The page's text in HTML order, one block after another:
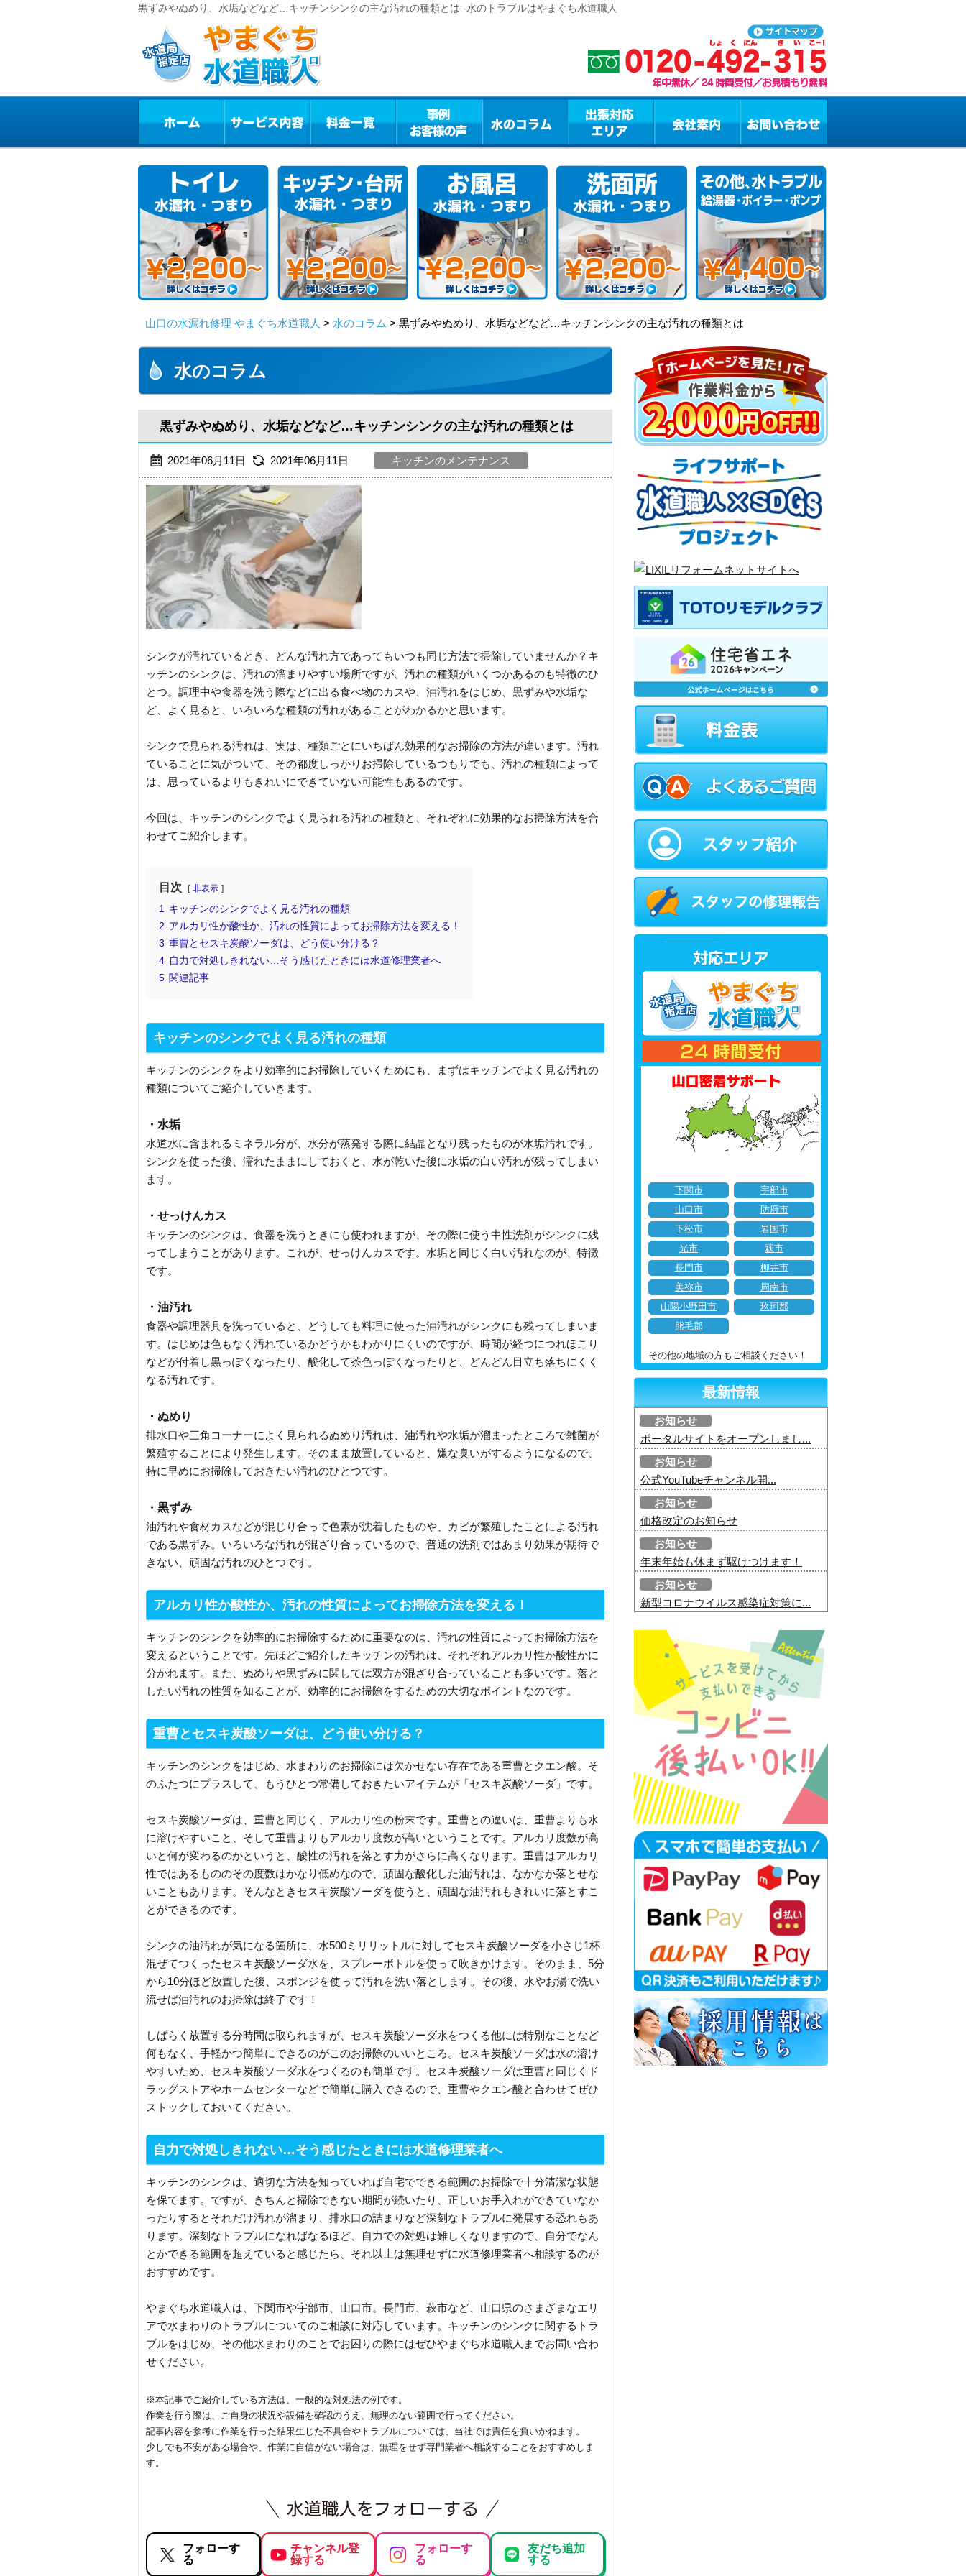
黒ずみやぬめり、水垢などなど…キッチンシンクの主な汚れの種類とは -水のトラブルはやまぐち水道職人
山口の水漏れ修理 やまぐち水道職人 > 水のコラム > 黒ずみやぬめり、水垢などなど…キッチンシンクの主な汚れの種類とは
水のコラム
黒ずみやぬめり、水垢などなど…キッチンシンクの主な汚れの種類とは
2021年06月11日 2021年06月11日 キッチンのメンテナンス
シンクが汚れているとき、どんな汚れ方であってもいつも同じ方法で掃除していませんか？キ
ッチンのシンクは、汚れの溜まりやすい場所ですが、汚れの種類がいくつかあるのも特徴のひ
とつ。調理中や食器を洗う際などに出る食べ物のカスや、油汚れをはじめ、黒ずみや水垢な
ど、よく見ると、いろいろな種類の汚れがあることがわかるかと思います。
シンクで見られる汚れは、実は、種類ごとにいちばん効果的なお掃除の方法が違います。汚れ
ていることに気がついて、その都度しっかりお掃除しているつもりでも、汚れの種類によって
は、思っているよりもきれいにできていない可能性もあるのです。
今回は、キッチンのシンクでよく見られる汚れの種類と、それぞれに効果的なお掃除方法を合
わせてご紹介します。
目次 非表示
1 キッチンのシンクでよく見る汚れの種類
2 アルカリ性か酸性か、汚れの性質によってお掃除方法を変える！
3 重曹とセスキ炭酸ソーダは、どう使い分ける？
4 自力で対処しきれない…そう感じたときには水道修理業者へ
5 関連記事
キッチンのシンクでよく見る汚れの種類
キッチンのシンクをより効率的にお掃除していくためにも、まずはキッチンでよく見る汚れの
種類についてご紹介していきます。
・水垢
水道水に含まれるミネラル分が、水分が蒸発する際に結晶となり残ったものが水垢汚れです。
シンクを使った後、濡れたままにしておくと、水が乾いた後に水垢の白い汚れが残ってしまい
ます。
・せっけんカス
キッチンのシンクは、食器を洗うときにも使われますが、その際に使う中性洗剤がシンクに残
ってしまうことがあります。これが、せっけんカスです。水垢と同じく白い汚れなのが、特徴
です。
・油汚れ
食器や調理器具を洗っていると、どうしても料理に使った油汚れがシンクにも残ってしまいま
す。はじめは色もなく汚れているかどうかもわかりにくいのですが、時間が経つにつれほこり
などが付着し黒っぽくなったり、酸化して茶色っぽくなったりと、どんどん目立ち落ちにくく
なる汚れです。
・ぬめり
排水口や三角コーナーによく見られるぬめり汚れは、油汚れや水垢が溜まったところで雑菌が
繁殖することにより発生します。そのまま放置していると、嫌な臭いがするようになるので、
特に早めにお掃除しておきたい汚れのひとつです。
・黒ずみ
油汚れや食材カスなどが混じり合って色素が沈着したものや、カビが繁殖したことによる汚れ
である黒ずみ。いろいろな汚れが混ざり合っているので、普通の洗剤ではあまり効果が期待で
きない、頑固な汚れのひとつです。
アルカリ性か酸性か、汚れの性質によってお掃除方法を変える！
キッチンのシンクを効率的にお掃除するために重要なのは、汚れの性質によってお掃除方法を
変えるということです。先ほどご紹介したキッチンの汚れは、それぞれアルカリ性か酸性かに
分かれます。また、ぬめりや黒ずみに関しては双方が混ざり合っていることも多いです。落と
したい汚れの性質を知ることが、効率的にお掃除をするための大切なポイントなのです。
重曹とセスキ炭酸ソーダは、どう使い分ける？
キッチンのシンクをはじめ、水まわりのお掃除には欠かせない存在である重曹とクエン酸。そ
のふたつにプラスして、もうひとつ常備しておきたいアイテムが「セスキ炭酸ソーダ」です。
セスキ炭酸ソーダは、重曹と同じく、アルカリ性の粉末です。重曹との違いは、重曹よりも水
に溶けやすいこと、そして重曹よりもアルカリ度数が高いということです。アルカリ度数が高
いと何が変わるのかというと、酸性の汚れを落とす力がさらに高くなります。重曹はアルカリ
性ではあるもののその度数はかなり低めなので、頑固な酸化した油汚れは、なかなか落とせな
いこともあります。そんなときセスキ炭酸ソーダを使うと、頑固な油汚れもきれいに落とすこ
とができるのです。
シンクの油汚れが気になる箇所に、水500ミリリットルに対してセスキ炭酸ソーダを小さじ1杯
混ぜてつくったセスキ炭酸ソーダ水を、スプレーボトルを使って吹きかけます。そのまま、5分
から10分ほど放置した後、スポンジを使って汚れを洗い落とします。その後、水やお湯で洗い
流せば油汚れのお掃除は終了です！
しばらく放置する分時間は取られますが、セスキ炭酸ソーダ水をつくる他には特別なことなど
何もなく、手軽かつ簡単にできるのがこのお掃除のいいところ。セスキ炭酸ソーダは水の溶け
やすいため、セスキ炭酸ソーダ水をつくるのも簡単です。セスキ炭酸ソーダは重曹と同じくド
ラッグストアやホームセンターなどで簡単に購入できるので、重曹やクエン酸と合わせてぜひ
ストックしておいてください。
自力で対処しきれない…そう感じたときには水道修理業者へ
キッチンのシンクは、適切な方法を知っていれば自宅でできる範囲のお掃除で十分清潔な状態
を保てます。ですが、きちんと掃除できない期間が続いたり、正しいお手入れができていなか
ったりするとそれだけ汚れが溜まり、排水口の詰まりなど深刻なトラブルに発展する恐れもあ
ります。深刻なトラブルになればなるほど、自力での対処は難しくなりますので、自分でなん
とかできる範囲を超えていると感じたら、それ以上は無理せずに水道修理業者へ相談するのが
おすすめです。
やまぐち水道職人は、下関市や宇部市、山口市。長門市、萩市など、山口県のさまざまなエリ
アで水まわりのトラブルについてのご相談に対応しています。キッチンのシンクに関するトラ
ブルをはじめ、その他水まわりのことでお困りの際にはぜひやまぐち水道職人までお問い合わ
せください。
※本記事でご紹介している方法は、一般的な対処法の例です。
作業を行う際は、ご自身の状況や設備を確認のうえ、無理のない範囲で行ってください。
記事内容を参考に作業を行った結果生じた不具合やトラブルについては、当社では責任を負いかねます。
少しでも不安がある場合や、作業に自信がない場合は、無理をせず専門業者へ相談することをおすすめしま
す。
フォローす
る
チャンネル登
録する
フォローす
る
友だち追加
する
下関市
宇部市
山口市
防府市
下松市
岩国市
光市
萩市
長門市
柳井市
美祢市
周南市
山陽小野田市
玖珂郡
熊毛郡
その他の地域の方もご相談ください！
最新情報
お知らせ
ポータルサイトをオープンしまし...
お知らせ
公式YouTubeチャンネル開...
お知らせ
価格改定のお知らせ
お知らせ
年末年始も休まず駆けつけます！
お知らせ
新型コロナウイルス感染症対策に...